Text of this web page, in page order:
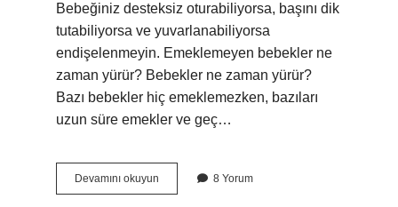
Bebeğiniz desteksiz oturabiliyorsa, başını dik
tutabiliyorsa ve yuvarlanabiliyorsa
endişelenmeyin. Emeklemeyen bebekler ne
zaman yürür? Bebekler ne zaman yürür?
Bazı bebekler hiç emeklemezken, bazıları
uzun süre emekler ve geç…
Devamını okuyun
Aylık
8 Yorum